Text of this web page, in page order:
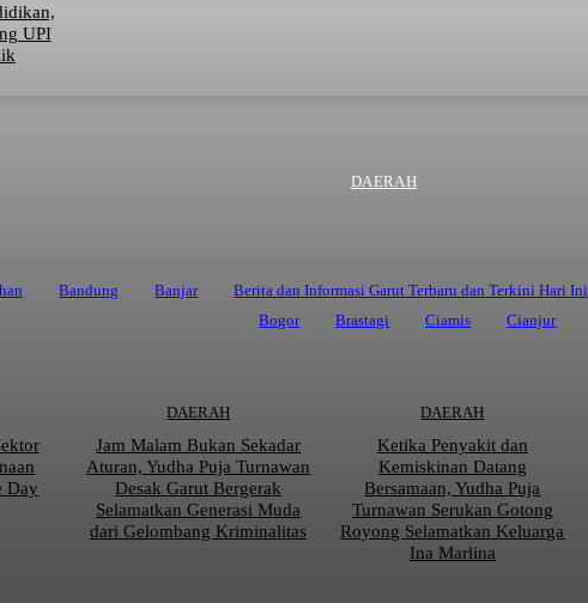
UPI
DAERAH
Bandung Banjar Berita dan Informasi Garut Terbaru dan Terkini Hari Ini
Bogor
Brastagi Ciamis Cianjur
Day
DAERAH
Jam Malam Bukan Sekadar
Aturan, Yudha Puja Turnawan
Desak Garut Bergerak
Selamatkan Generasi Muda
dari Gelombang Kriminalitas
DAERAH
Ketika Penyakit dan
Kemiskinan Datang
Bersamaan, Yudha Puja
Turnawan Serukan Gotong
Royong Selamatkan Keluarga
Ina Marlina